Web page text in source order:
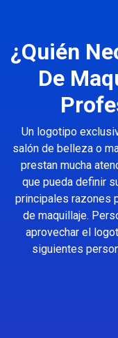
¿Quién
De
Un logotipo
salón de belleza o
prestan mucha
que pueda definir
principales razones
de maquillaje.
aprovechar el
siguientes